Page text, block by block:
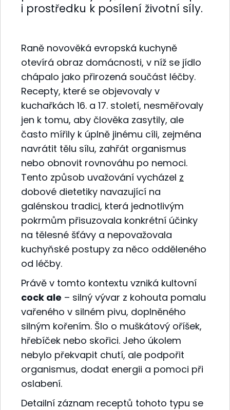
i prostředku k posílení životní síly.
Raně novověká evropská kuchyně
otevírá obraz domácnosti, v níž se jídlo
chápalo jako přirozená součást léčby.
Recepty, které se objevovaly v
kuchařkách 16. a 17. století, nesměřovaly
jen k tomu, aby člověka zasytily, ale
často mířily k úplně jinému cíli, zejména
navrátit tělu sílu, zahřát organismus
nebo obnovit rovnováhu po nemoci.
Tento způsob uvažování vycházel z
dobové dietetiky navazující na
galénskou tradici, která jednotlivým
pokrmům přisuzovala konkrétní účinky
na tělesné šťávy a nepovažovala
kuchyňské postupy za něco odděleného
od léčby.
Právě v tomto kontextu vzniká kultovní
cock ale – silný vývar z kohouta pomalu
vařeného v silném pivu, doplněného
silným kořením. Šlo o muškátový oříšek,
hřebíček nebo skořici. Jeho úkolem
nebylo překvapit chutí, ale podpořit
organismus, dodat energii a pomoci při
oslabení.
Detailní záznam receptů tohoto typu se